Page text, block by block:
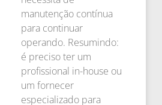
manutenção contínua
para continuar
operando. Resumindo:
é preciso ter um
profissional in-house ou
um fornecer
especializado para